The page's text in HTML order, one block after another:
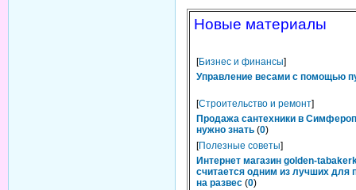
Новые материалы
[Бизнес и финансы]
Управление весами с помощью
[Строительство и ремонт]
Продажа сантехники в
нужно знать (0)
[Полезные советы]
Интернет магазин golden-
считается одним из лучших для
на развес (0)